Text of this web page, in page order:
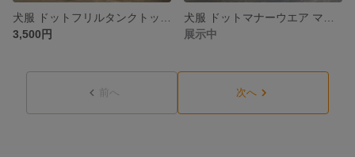
3,500円
展示中
前へ 次へ